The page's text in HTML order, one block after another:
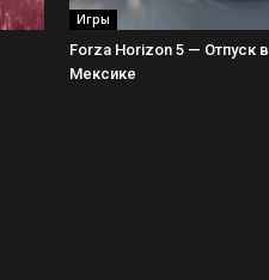
Игры
Forza Horizon 5 — Отпуск в
Мексике